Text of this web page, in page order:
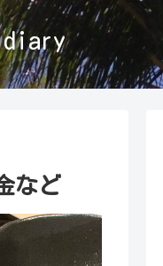
diary
など